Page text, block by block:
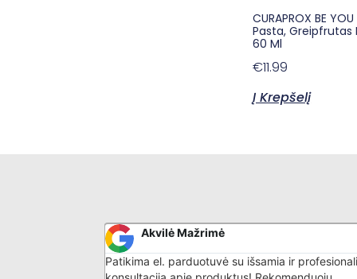
CURAPROX BE
Pasta, Greipfrutas
60 Ml
€11.99
Į Krepšelį
Akvilė Mažrimė
Patikima el. parduotuvė su išsamia ir